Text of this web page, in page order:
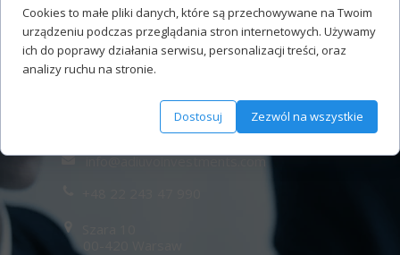
Contact Us
info@adiuvoinvestments.com
00-420 Warsaw
Cookies to małe pliki danych, które są przechowywane na Twoim
urządzeniu podczas przeglądania stron internetowych. Używamy
ich do poprawy działania serwisu, personalizacji treści, oraz
analizy ruchu na stronie.
Dostosuj Zezwól na wszystkie